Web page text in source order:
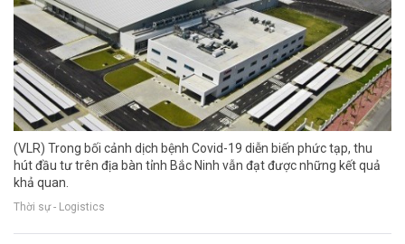
(VLR) Trong bối cảnh dịch bệnh Covid-19 diễn biến phức tạp, thu
hút đầu tư trên địa bàn tỉnh Bắc Ninh vẫn đạt được những kết quả
khả quan.
Thời sự - Logistics